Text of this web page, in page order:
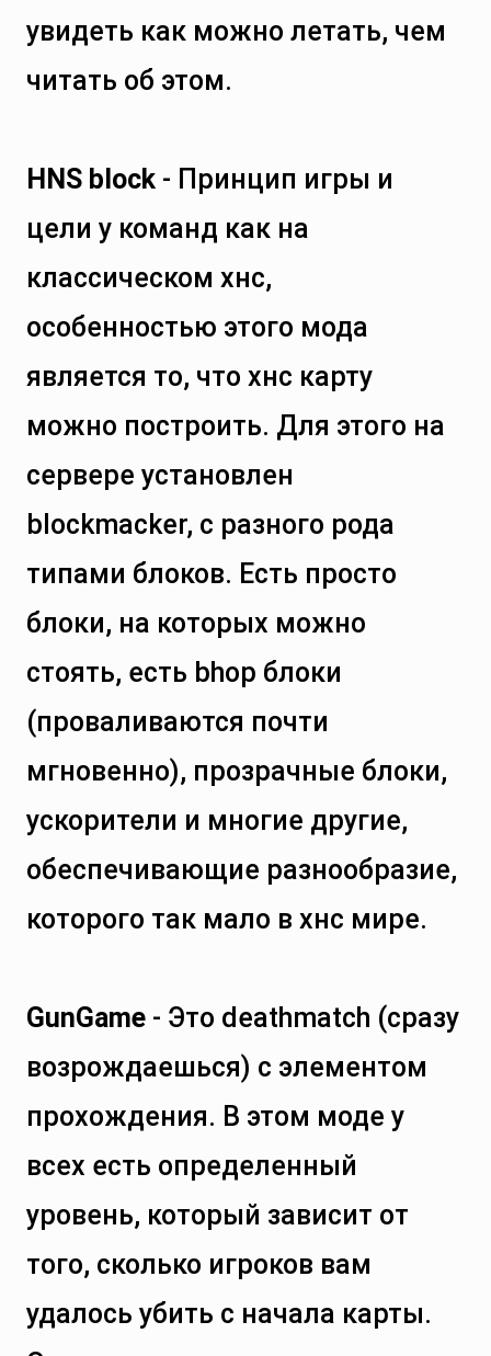
увидеть как можно летать, чем
читать об этом.
HNS block - Принцип игры и
цели у команд как на
классическом хнс,
особенностью этого мода
является то, что хнс карту
можно построить. Для этого на
сервере установлен
blockmacker, с разного рода
типами блоков. Есть просто
блоки, на которых можно
стоять, есть bhop блоки
(проваливаются почти
мгновенно), прозрачные блоки,
ускорители и многие другие,
обеспечивающие разнообразие,
которого так мало в хнс мире.
GunGame - Это deathmatch (сразу
возрождаешься) с элементом
прохождения. В этом моде у
всех есть определенный
уровень, который зависит от
того, сколько игроков вам
удалось убить с начала карты.